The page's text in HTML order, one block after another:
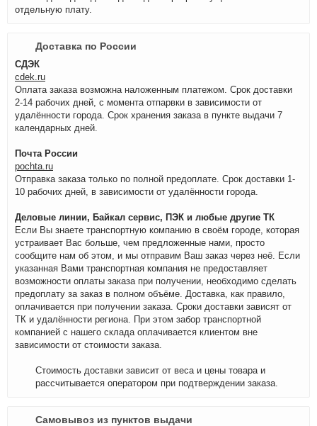
отдельную плату.
Доставка по России
СДЭК
cdek.ru
Оплата заказа возможна наложенным платежом. Срок доставки
2-14 рабочих дней, с момента отпарвки в зависимости от
удалённости города. Срок хранения заказа в пункте выдачи 7
календарных дней.
Почта России
pochta.ru
Отправка заказа только по полной предоплате. Срок доставки 1-
10 рабочих дней, в зависимости от удалённости города.
Деловые линии, Байкал сервис, ПЭК и любые другие ТК
Если Вы знаете транспортную компанию в своём городе, которая
устраивает Вас больше, чем предложенные нами, просто
сообщите нам об этом, и мы отправим Ваш заказ через неё. Если
указанная Вами транспортная компания не предоставляет
возможности оплаты заказа при получении, необходимо сделать
предоплату за заказ в полном объёме. Доставка, как правило,
оплачивается при получении заказа. Сроки доставки зависят от
ТК и удалённости региона. При этом забор транспортной
компанией с нашего склада оплачивается клиентом вне
зависимости от стоимости заказа.
Стоимость доставки зависит от веса и цены товара и
рассчитывается оператором при подтверждении заказа.
Самовывоз из пунктов выдачи